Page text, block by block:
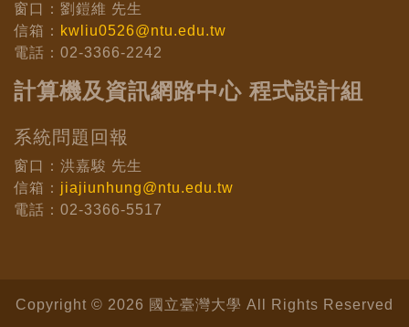
窗口：劉鎧維 先生
信箱： kwliu0526@ntu.edu.tw
電話：02-3366-2242
計算機及資訊網路中心 程式設計組
系統問題回報
窗口：洪嘉駿 先生
信箱： jiajiunhung@ntu.edu.tw
電話：02-3366-5517
Copyright © 2026 國立臺灣大學 All Rights Reserved